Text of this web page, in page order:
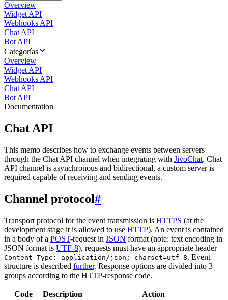
Overview
Widget API
Webhooks API
Chat API
Bot API
Categorías
Overview
Widget API
Webhooks API
Chat API
Bot API
Documentation
Chat API
This memo describes how to exchange events between servers
through the Chat API channel when integrating with JivoChat. Chat
API channel is asynchronous and bidirectional, a custom server is
required capable of receiving and sending events.
Channel protocol#
Transport protocol for the event transmission is HTTPS (at the
development stage it is allowed to use HTTP). An event is contained
in a body of a POST-request in JSON format (note: text encoding in
JSON format is UTF-8), requests must have an appropriate header
Content-Type: application/json; charset=utf-8. Event
structure is described further. Response options are divided into 3
groups according to the HTTP-response code.
Code Description Action